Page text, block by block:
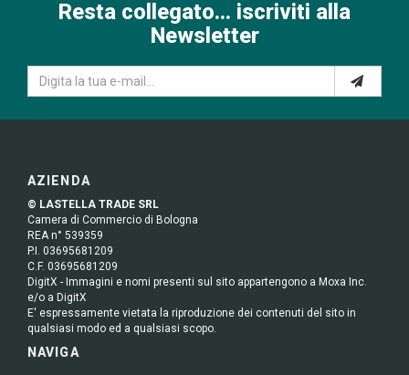
Resta collegato... iscriviti alla
Newsletter
AZIENDA
© LASTELLA TRADE SRL
Camera di Commercio di Bologna
REA n° 539359
P.I. 03695681209
C.F. 03695681209
DigitX - Immagini e nomi presenti sul sito appartengono a Moxa Inc.
e/o a DigitX
E' espressamente vietata la riproduzione dei contenuti del sito in
qualsiasi modo ed a qualsiasi scopo.
NAVIGA